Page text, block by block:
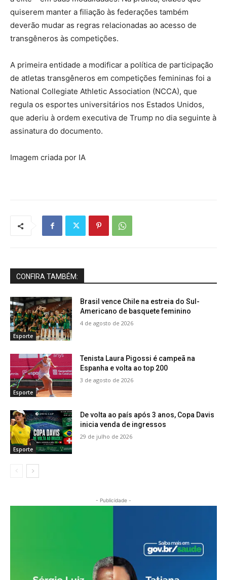
quiserem manter a filiação às federações também
deverão mudar as regras relacionadas ao acesso de
transgêneros às competições.
A primeira entidade a modificar a política de participação
de atletas transgêneros em competições femininas foi a
National Collegiate Athletic Association (NCCA), que
regula os esportes universitários nos Estados Unidos,
que aderiu à ordem executiva de Trump no dia seguinte à
assinatura do documento.
Imagem criada por IA
CONFIRA TAMBÉM:
Esporte
Brasil vence Chile na estreia do Sul-
Americano de basquete feminino
4 de agosto de 2026
Esporte
Tenista Laura Pigossi é campeã na
Espanha e volta ao top 200
3 de agosto de 2026
Esporte
De volta ao país após 3 anos, Copa Davis
inicia venda de ingressos
29 de julho de 2026
- Publicidade -